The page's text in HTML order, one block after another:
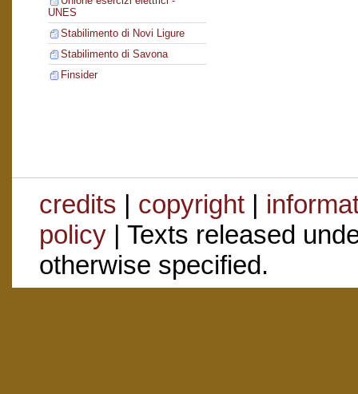
UNES
Stabilimento di Novi Ligure
Stabilimento di Savona
Finsider
credits | copyright|
policy| Texts released
otherwise specified.